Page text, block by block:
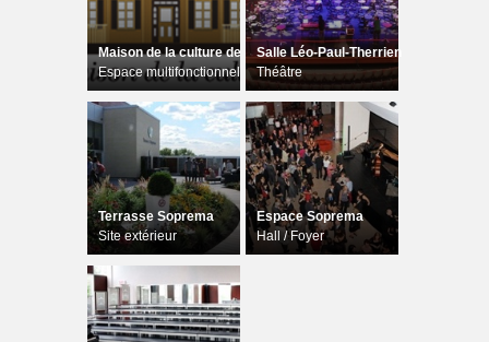
Maison de la culture de l'A-L
Espace multifonctionnel
Salle Léo-Paul-Therrien
Théâtre
Terrasse Soprema
Site extérieur
Espace Soprema
Hall / Foyer